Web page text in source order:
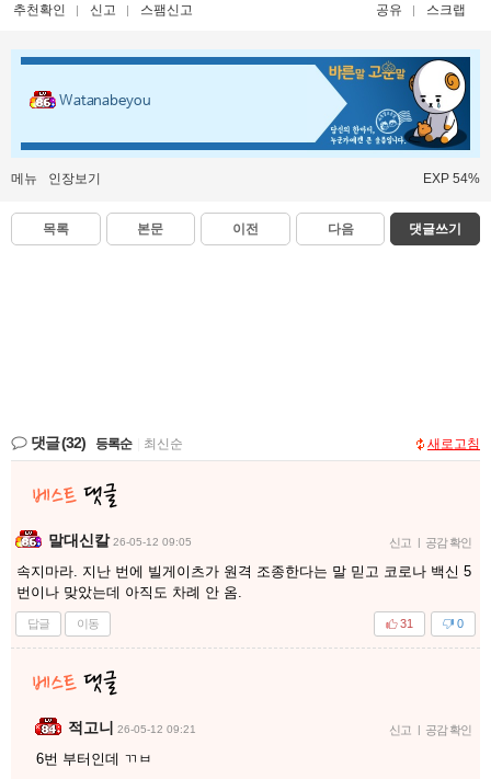
추천확인 신고 스팸신고 공유 스크랩
Watanabeyou
메뉴 인장보기 EXP 54%
목록 본문 이전 다음 댓글쓰기
댓글(32) 등록순 최신순 새로고침
말대신칼 26-05-12 09:05 신고 | 공감 확인
속지마라. 지난 번에 빌게이츠가 원격 조종한다는 말 믿고 코로나 백신 5
번이나 맞았는데 아직도 차례 안 옴.
답글 이동 0
31
적고니 26-05-12 09:21 신고 | 공감 확인
6번 부터인데 ㄲㅂ